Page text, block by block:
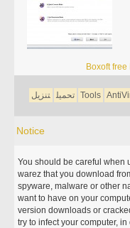
Boxoft
تحميل تنزيل Tools
Notice
You should be careful when
warez that you download
spyware, malware or other
want to have on your
version downloads or
try to infect your computer,